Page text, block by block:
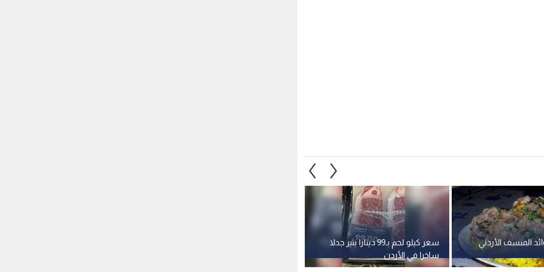
سعر كيلو لحم بـ99 دينارا يثير جدلا
ساخرا في الأردن
المنسف الأردني